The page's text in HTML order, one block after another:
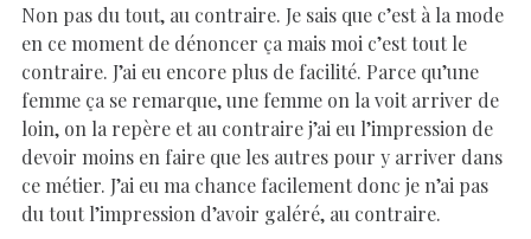
Non pas du tout, au contraire. Je sais que c’est à la mode
en ce moment de dénoncer ça mais moi c’est tout le
contraire. J’ai eu encore plus de facilité. Parce qu’une
femme ça se remarque, une femme on la voit arriver de
loin, on la repère et au contraire j’ai eu l’impression de
devoir moins en faire que les autres pour y arriver dans
ce métier. J’ai eu ma chance facilement donc je n’ai pas
du tout l’impression d’avoir galéré, au contraire.